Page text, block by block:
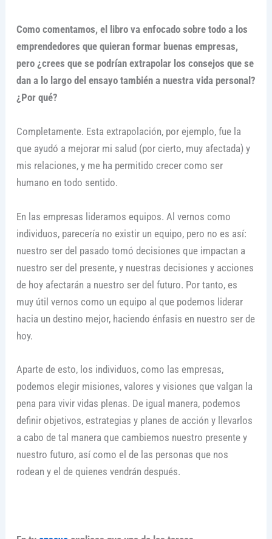
Como comentamos, el libro va enfocado sobre todo a los
emprendedores que quieran formar buenas empresas,
pero ¿crees que se podrían extrapolar los consejos que se
dan a lo largo del ensayo también a nuestra vida personal?
¿Por qué?
Completamente. Esta extrapolación, por ejemplo, fue la
que ayudó a mejorar mi salud (por cierto, muy afectada) y
mis relaciones, y me ha permitido crecer como ser
humano en todo sentido.
En las empresas lideramos equipos. Al vernos como
individuos, parecería no existir un equipo, pero no es así:
nuestro ser del pasado tomó decisiones que impactan a
nuestro ser del presente, y nuestras decisiones y acciones
de hoy afectarán a nuestro ser del futuro. Por tanto, es
muy útil vernos como un equipo al que podemos liderar
hacia un destino mejor, haciendo énfasis en nuestro ser de
hoy.
Aparte de esto, los individuos, como las empresas,
podemos elegir misiones, valores y visiones que valgan la
pena para vivir vidas plenas. De igual manera, podemos
definir objetivos, estrategias y planes de acción y llevarlos
a cabo de tal manera que cambiemos nuestro presente y
nuestro futuro, así como el de las personas que nos
rodean y el de quienes vendrán después.